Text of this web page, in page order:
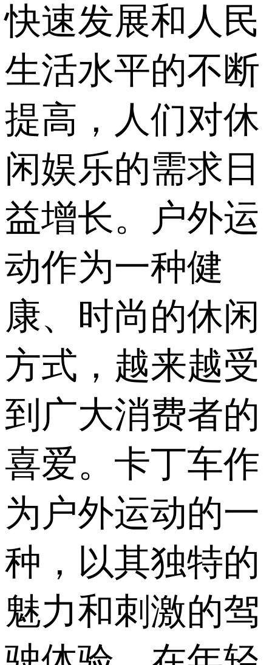
快速发展和人民
生活水平的不断
提高，人们对休
闲娱乐的需求日
益增长。户外运
动作为一种健
康、时尚的休闲
方式，越来越受
到广大消费者的
喜爱。卡丁车作
为户外运动的一
种，以其独特的
魅力和刺激的驾